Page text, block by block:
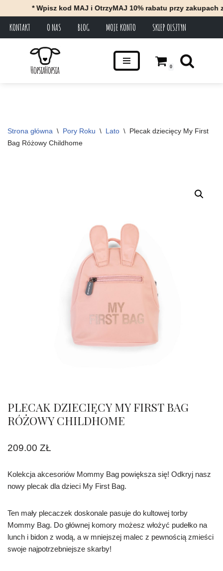
* Wpisz kod MAJ i OtrzyMAJ 10% rabatu przy zakupach za
KONTAKT O NAS BLOG MOJE KONTO SKLEP OLSZTYN
0
Strona główna \ Pory Roku \ Lato \ Plecak dziecięcy My First
Bag Różowy Childhome
PLECAK DZIECIĘCY MY FIRST BAG
RÓŻOWY CHILDHOME
209.00 ZŁ
Kolekcja akcesoriów Mommy Bag powiększa się! Odkryj nasz
nowy plecak dla dzieci My First Bag.
Ten mały plecaczek doskonale pasuje do kultowej torby
Mommy Bag. Do głównej komory możesz włożyć pudełko na
lunch i bidon z wodą, a w mniejszej malec z pewnością zmieści
swoje najpotrzebniejsze skarby!